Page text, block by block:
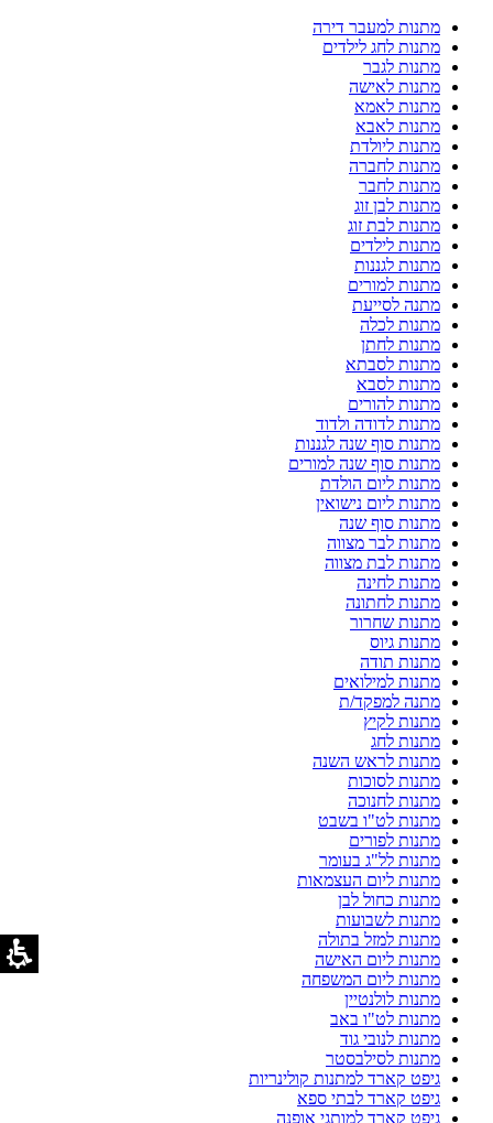
מתנות למעבר דירה
מתנות לחג לילדים
מתנות לגבר
מתנות לאישה
מתנות לאמא
מתנות לאבא
מתנות ליולדת
מתנות לחברה
מתנות לחבר
מתנות לבן זוג
מתנות לבת זוג
מתנות לילדים
מתנות לגננות
מתנות למורים
מתנה לסייעת
מתנות לכלה
מתנות לחתן
מתנות לסבתא
מתנות לסבא
מתנות להורים
מתנות לדודה ולדוד
מתנות סוף שנה לגננות
מתנות סוף שנה למורים
מתנות ליום הולדת
מתנות ליום נישואין
מתנות סוף שנה
מתנות לבר מצווה
מתנות לבת מצווה
מתנות לחינה
מתנות לחתונה
מתנות שחרור
מתנות גיוס
מתנות תודה
מתנות למילואים
מתנה למפקד/ת
מתנות לקיץ
מתנות לחג
מתנות לראש השנה
מתנות לסוכות
מתנות לחנוכה
מתנות לט"ו בשבט
מתנות לפורים
מתנות לל"ג בעומר
מתנות ליום העצמאות
מתנות כחול לבן
מתנות לשבועות
מתנות למזל בתולה
מתנות ליום האישה
מתנות ליום המשפחה
מתנות לולנטיין
מתנות לט"ו באב
מתנות לנובי גוד
מתנות לסילבסטר
גיפט קארד למתנות קולינריות
גיפט קארד לבתי ספא
גיפט קארד למותגי אופנה